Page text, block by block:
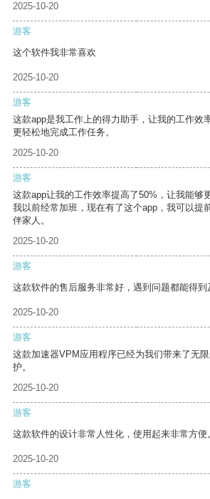
2025-10-20
游客
这个软件我非常喜欢
2025-10-20
游客
这款app是我工作上的得力助手，让我的工作效
更轻松地完成工作任务。
2025-10-20
游客
这款app让我的工作效率提高了50%，让我能够
我以前经常加班，现在有了这个app，我可以提
伴家人。
2025-10-20
游客
这款软件的售后服务非常好，遇到问题都能得到
2025-10-20
游客
这款加速器VPM应用程序已经为我们带来了无
护。
2025-10-20
游客
这款软件的设计非常人性化，使用起来非常方便
2025-10-20
游客